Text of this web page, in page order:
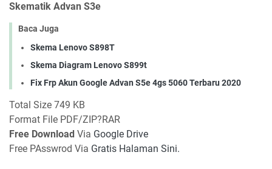
Skematik Advan S3e
Baca Juga
Skema Lenovo S898T
Skema Diagram Lenovo S899t
Fix Frp Akun Google Advan S5e 4gs 5060 Terbaru 2020
Total Size 749 KB
Format File PDF/ZIP?RAR
Free Download Via Google Drive
Free PAsswrod Via Gratis Halaman Sini.